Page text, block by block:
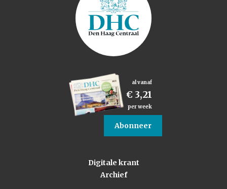
al vanaf
€ 3,21
per week
Abonneer
Digitale krant
Archief